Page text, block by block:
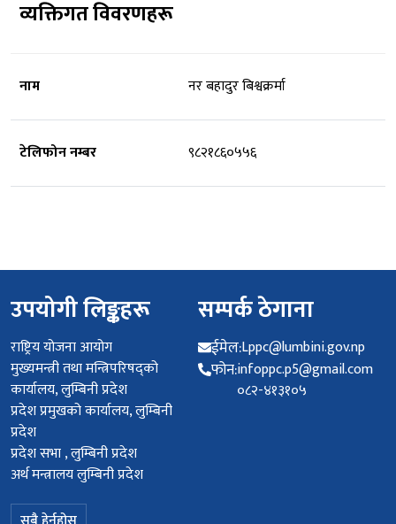
व्यक्तिगत विवरणहरू
नाम नर बहादुर बिश्वक्रर्मा
टेलिफोन नम्बर ९८२१८६०५५६
उपयोगी लिङ्कहरू
राष्ट्रिय योजना आयोग
मुख्यमन्त्री तथा मन्त्रिपरिषद्को
कार्यालय, लुम्बिनी प्रदेश
प्रदेश प्रमुखको कार्यालय, लुम्बिनी
प्रदेश
प्रदेश सभा , लुम्बिनी प्रदेश
अर्थ मन्त्रालय लुम्बिनी प्रदेश
सम्पर्क ठेगाना
ईमेल:Lppc@lumbini.gov.np
फोन:infoppc.p5@gmail.com
०८२-४१३१०५